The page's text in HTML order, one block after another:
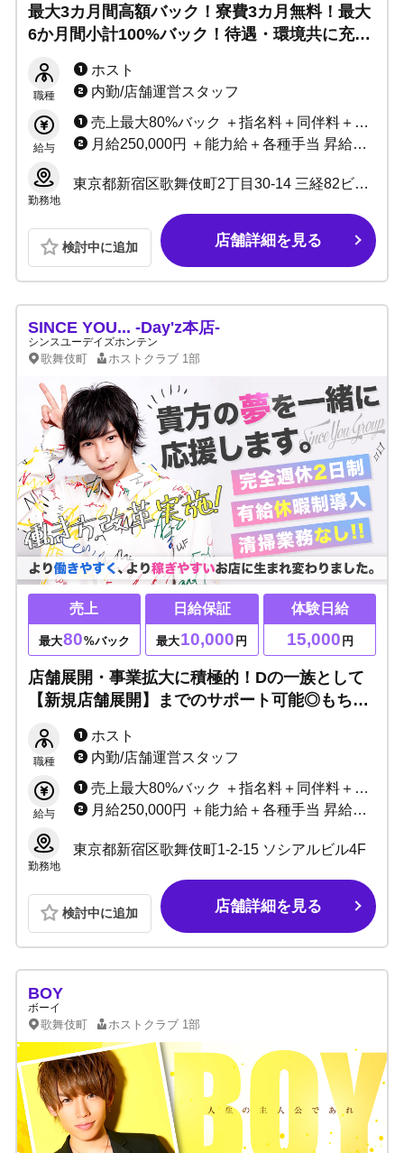
最大3カ月間高額バック！寮費3カ月無料！最大
6か月間小計100%バック！待遇・環境共に充実
に！
職種
ホスト
内勤/店舗運営スタッフ
給与
売上最大80%バック ＋指名料＋同伴料＋各種賞金
月給250,000円 ＋能力給＋各種手当 昇給随時
勤務地
東京都新宿区歌舞伎町2丁目30-14 三経82ビル7F
検討中に追加 店舗詳細を見る
SINCE YOU... -Day'z本店-
シンスユーデイズホンテン
歌舞伎町 ホストクラブ 1部
売上
最大80%バック
日給保証
最大10,000 円
体験日給
15,000 円
店舗展開・事業拡大に積極的！Dの一族として
【新規店舗展開】までのサポート可能◎もちろ
す
職種
ホスト
内勤/店舗運営スタッフ
給与
売上最大80%バック ＋指名料＋同伴料＋各種賞金
月給250,000円 ＋能力給＋各種手当 昇給随時
勤務地
東京都新宿区歌舞伎町1-2-15 ソシアルビル4F
検討中に追加 店舗詳細を見る
BOY
ボーイ
歌舞伎町 ホストクラブ 1部